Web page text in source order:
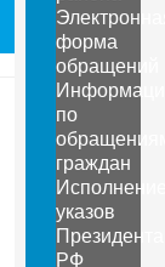
форма
обращений
по
граждан
указов
Президента
РФ